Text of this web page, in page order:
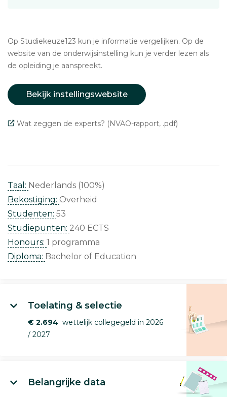
Op Studiekeuze123 kun je informatie vergelijken. Op de
website van de onderwijsinstelling kun je verder lezen als
de opleiding je aanspreekt.
Bekijk instellingswebsite
Wat zeggen de experts? (NVAO-rapport, .pdf)
Taal: Nederlands (100%)
Bekostiging: Overheid
Studenten: 53
Studiepunten: 240 ECTS
Honours: 1 programma
Diploma: Bachelor of Education
Toelating & selectie
€ 2.694 wettelijk collegegeld in 2026
/ 2027
Belangrijke data